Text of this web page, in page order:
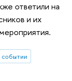
ответили на
и их